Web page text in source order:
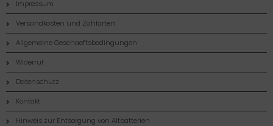
Impressum
Versandkosten und Zahlarten
Allgemeine Geschaeftsbedingungen
Widerruf
Datenschutz
Kontakt
Hinweis zur Entsorgung von Altbatterien